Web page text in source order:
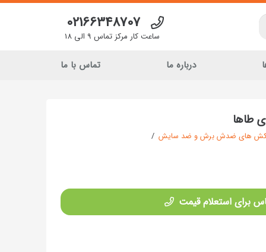
02166348707
ساعت کار مرکز تماس 9 الی 18
درباره ما تماس با ما
طاها
های ضدش برش و ضد سایش /
برای استعلام قیمت